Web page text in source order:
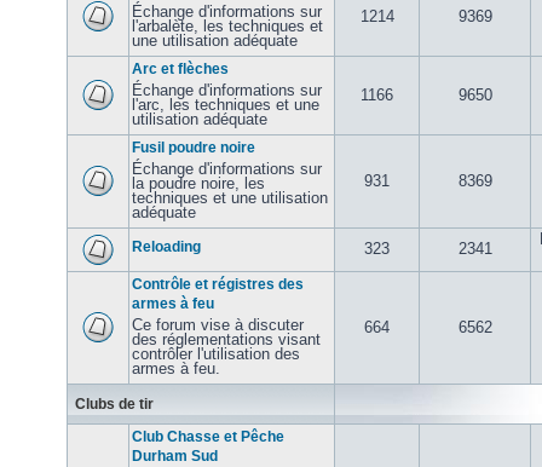
Échange d'informations sur
l'arbalète, les techniques et
une utilisation adéquate
1214 9369
Arc et flèches
Échange d'informations sur
l'arc, les techniques et une
utilisation adéquate
1166 9650
Fusil poudre noire
Échange d'informations sur
la poudre noire, les
techniques et une utilisation
adéquate
931 8369
Reloading 323 2341
Contrôle et régistres des
armes à feu
Ce forum vise à discuter
des réglementations visant
contrôler l'utilisation des
armes à feu.
664 6562
Clubs de tir
Club Chasse et Pêche
Durham Sud